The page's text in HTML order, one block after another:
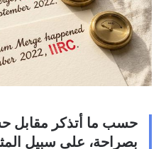
حسب ما أتذكر مقابل
بصراحة، على سبيل